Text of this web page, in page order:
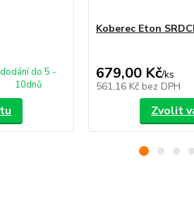
dodání do 5 -
10dnů
Koberec Eton
679,00 Kč/ks
561,16 Kč bez DPH
Zvolit